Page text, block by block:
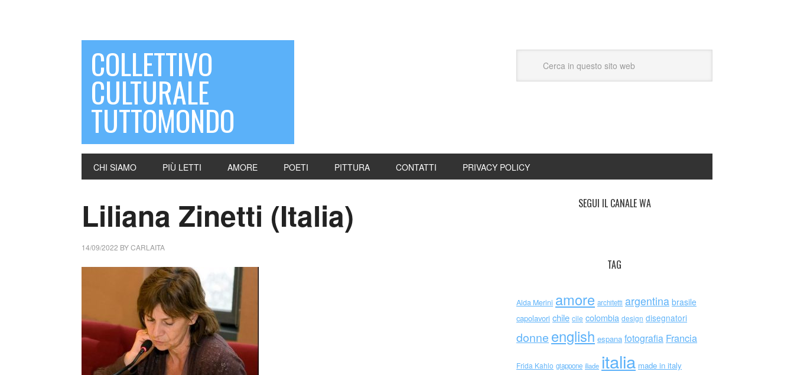
COLLETTIVO
CULTURALE
TUTTOMONDO
CHI SIAMO PIÙ LETTI AMORE POETI PITTURA CONTATTI PRIVACY POLICY
Liliana Zinetti (Italia)
14/09/2022 BYCARLAITA
SEGUI IL CANALE WA
TAG
Alda Merini amore architetti argentina brasile
capolavori chile cile colombia design disegnatori
donne english espana fotografia Francia
Frida Kahlo giappone iliade italia made in italy